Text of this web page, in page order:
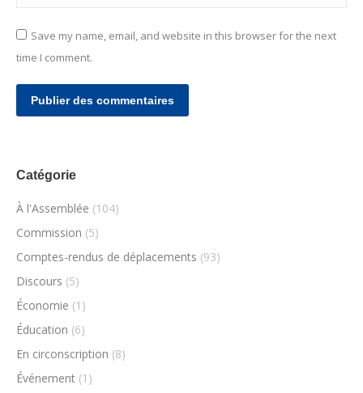
Save my name, email, and website in this browser for the next
time I comment.
Publier des commentaires
Catégorie
À l'Assemblée (104)
Commission (5)
Comptes-rendus de déplacements (93)
Discours (5)
Économie (1)
Éducation (6)
En circonscription (8)
Événement (1)